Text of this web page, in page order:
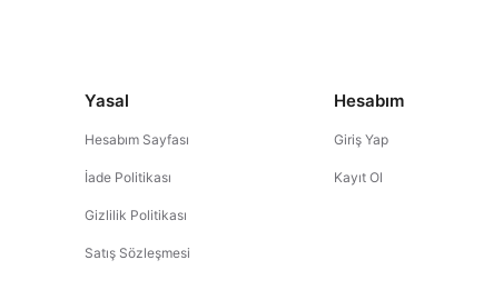
Yasal
Hesabım Sayfası
İade Politikası
Gizlilik Politikası
Satış Sözleşmesi
Hesabım
Giriş Yap
Kayıt Ol